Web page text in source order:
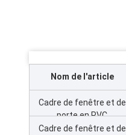
Nom de l'article
Cadre de fenêtre et de
porte en PVC
Cadre de fenêtre et de